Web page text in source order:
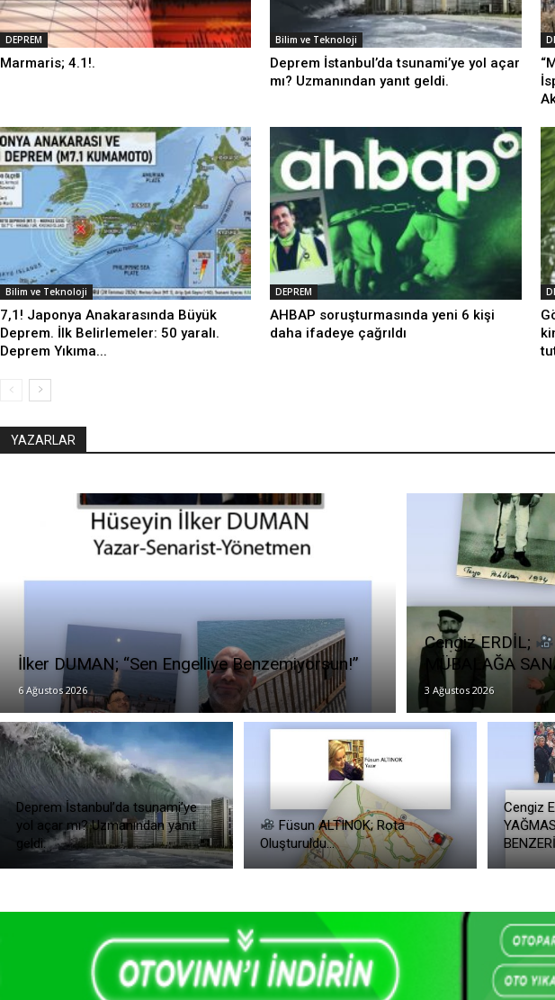
DEPREM
Marmaris; 4.1!.
Bilim ve Teknoloji
Deprem İstanbul’da tsunami’ye yol açar
mı? Uzmanından yanıt geldi.
Bilim ve Teknoloji
7,1! Japonya Anakarasında Büyük
Deprem. İlk Belirlemeler: 50 yaralı.
Deprem Yıkıma...
DEPREM
AHBAP soruşturmasında yeni 6 kişi
daha ifadeye çağrıldı
YAZARLAR
İlker DUMAN; “Sen Engelliye Benzemiyorsun!”
6 Ağustos 2026
Cengiz ERDİL;
MÜBALAĞA
3 Ağustos 2026
Deprem İstanbul’da tsunami’ye
yol açar mı? Uzmanından yanıt
geldi.
Füsun ALTINOK; Rota
Oluşturuldu…
Cengiz